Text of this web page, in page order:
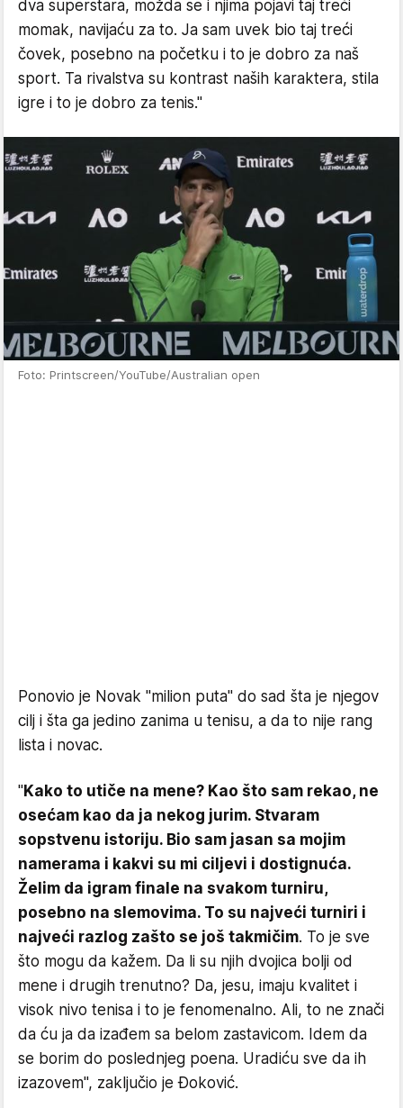
dva superstara, možda se i njima pojavi taj treći
momak, navijaću za to. Ja sam uvek bio taj treći
čovek, posebno na početku i to je dobro za naš
sport. Ta rivalstva su kontrast naših karaktera, stila
igre i to je dobro za tenis."
Foto: Printscreen/YouTube/Australian open
Ponovio je Novak "milion puta" do sad šta je njegov
cilj i šta ga jedino zanima u tenisu, a da to nije rang
lista i novac.
"Kako to utiče na mene? Kao što sam rekao, ne
osećam kao da ja nekog jurim. Stvaram
sopstvenu istoriju. Bio sam jasan sa mojim
namerama i kakvi su mi ciljevi i dostignuća.
Želim da igram finale na svakom turniru,
posebno na slemovima. To su najveći turniri i
najveći razlog zašto se još takmičim. To je sve
što mogu da kažem. Da li su njih dvojica bolji od
mene i drugih trenutno? Da, jesu, imaju kvalitet i
visok nivo tenisa i to je fenomenalno. Ali, to ne znači
da ću ja da izađem sa belom zastavicom. Idem da
se borim do poslednjeg poena. Uradiću sve da ih
izazovem", zaključio je Đoković.